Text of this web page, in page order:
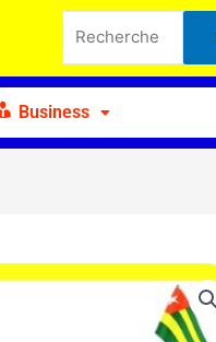
pour :
Business